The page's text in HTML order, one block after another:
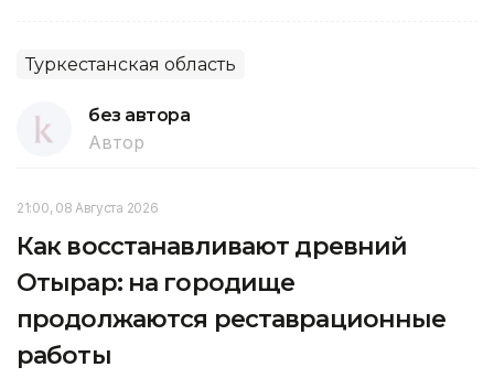
Туркестанская область
без автора
Автор
21:00, 08 Августа 2026
Как восстанавливают древний
Отырар: на городище
продолжаются реставрационные
работы